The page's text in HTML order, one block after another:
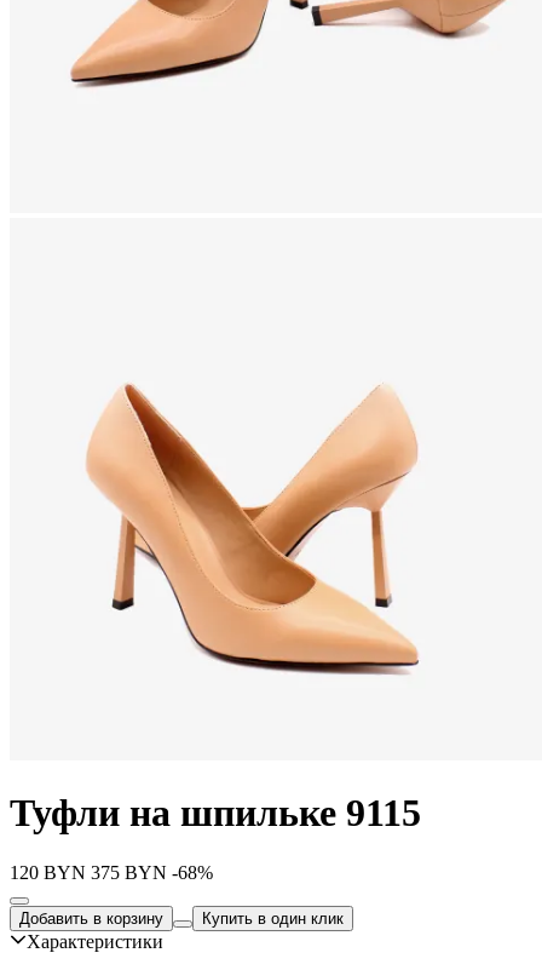
Туфли на шпильке 9115
120 BYN 375 BYN -68%
Добавить в корзину Купить в один клик
Характеристики